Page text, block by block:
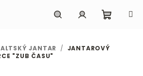
JANTAR / JANTAROVÝ
"ZUB ČASU"